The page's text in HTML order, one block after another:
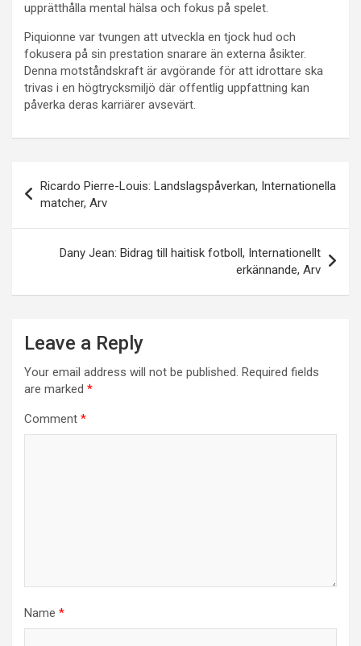
upprätthålla mental hälsa och fokus på spelet.
Piquionne var tvungen att utveckla en tjock hud och
fokusera på sin prestation snarare än externa åsikter.
Denna motståndskraft är avgörande för att idrottare ska
trivas i en högtrycksmiljö där offentlig uppfattning kan
påverka deras karriärer avsevärt.
navigation
Ricardo Pierre-Louis: Landslagspåverkan, Internationella
matcher, Arv
Dany Jean: Bidrag till haitisk fotboll, Internationellt
erkännande, Arv
Leave a Reply
Your email address will not be published. Required fields
are marked *
Comment *
Name *